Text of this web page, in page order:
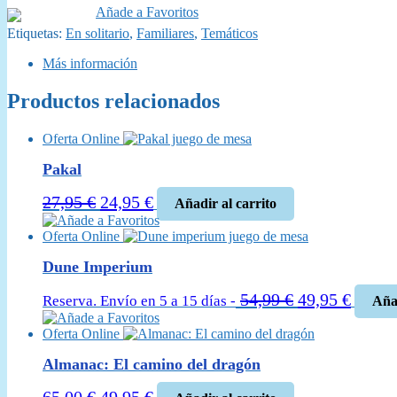
Añade a Favoritos
Etiquetas: En solitario, Familiares, Temáticos
Más información
Productos relacionados
Oferta Online
Pakal
27,95€ El
precio
original
era:
24,95 €El
precio
actual
Añadir al carrito
Añade a Favoritos
Oferta Online
Dune Imperium
Reserva. Envío en 5 a 15 días - 54,99€ El
original
49,95 €El
precio
Añade a Favoritos
Oferta Online
Almanac: El camino del dragón